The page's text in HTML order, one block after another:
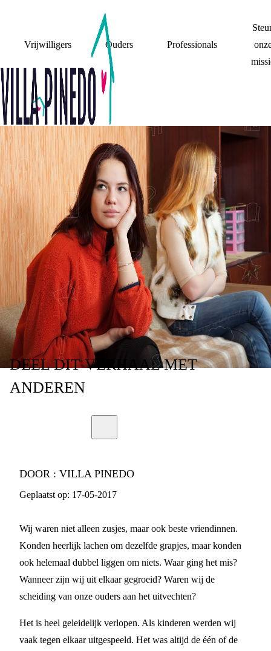
Vrijwilligers Ouders Professionals
JIJ HOORDE BIJ
MAMA EN IK BIJ
PAPA
DEELDIT VERHAALMET
ANDEREN
DOOR : VILLA PINEDO
Geplaatst op: 17-05-2017
Wij waren niet alleen zusjes, maar ook beste vriendinnen.
Konden heerlijk lachen om dezelfde grapjes, maar konden
ook helemaal dubbel liggen om niets. Waar ging het mis?
Wanneer zijn wij uit elkaar gegroeid? Waren wij de
scheiding van onze ouders aan het uitvechten?
Het is heel geleidelijk verlopen. Als kinderen werden wij
vaak tegen elkaar uitgespeeld. Het was altijd de één of de